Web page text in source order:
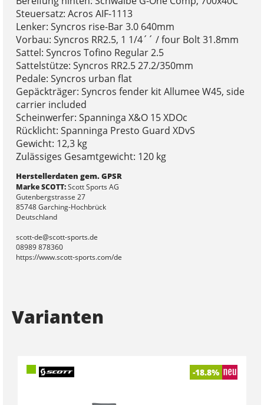
Steuersatz: Acros AIF-1113
Lenker: Syncros rise-Bar 3.0 640mm
Vorbau: Syncros RR2.5, 1 1/4´´ / four Bolt 31.8mm
Sattel: Syncros Tofino Regular 2.5
Sattelstütze: Syncros RR2.5 27.2/350mm
Pedale: Syncros urban flat
Gepäckträger: Syncros fender kit Allumee W45, side
carrier included
Scheinwerfer: Spanninga X&O 15 XDOc
Rücklicht: Spanninga Presto Guard XDvS
Gewicht: 12,3 kg
Zulässiges Gesamtgewicht: 120 kg
Herstellerdaten gem. GPSR
Marke SCOTT:Scott Sports AG
Gutenbergstrasse 27
85748 Garching-Hochbrück
Deutschland
scott-de@scott-sports.de
08989 878360
https://www.scott-sports.com/de
Varianten
-18.8%